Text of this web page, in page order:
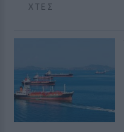
ΧΤΕΣ